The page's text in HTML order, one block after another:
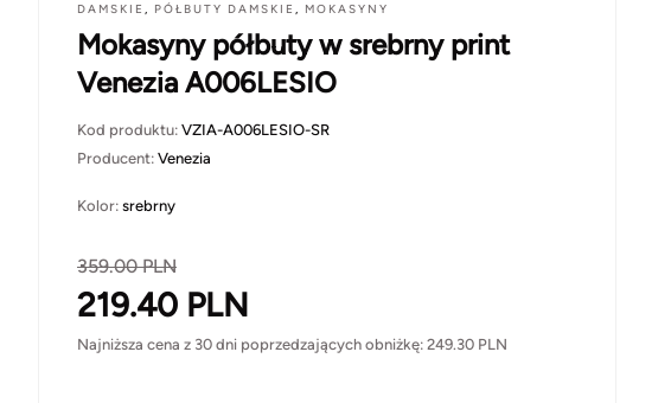
DAMSKIE , PÓŁBUTY DAMSKIE , MOKASYNY
Mokasyny półbuty w srebrny print
Venezia A006LESIO
Kod produktu: VZIA-A006LESIO-SR
Producent: Venezia
Kolor: srebrny
359.00PLN
219.40 PLN
Najniższa cena z 30 dni poprzedzających obniżkę: 249.30 PLN